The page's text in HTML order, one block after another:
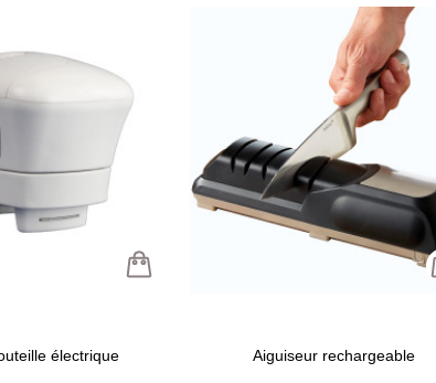
électrique Aiguiseur rechargeable